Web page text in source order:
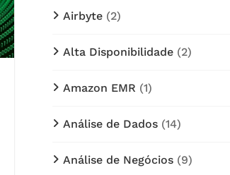
Airbyte (2)
Alta Disponibilidade (2)
Amazon EMR (1)
Análise de Dados (14)
Análise de Negócios (9)